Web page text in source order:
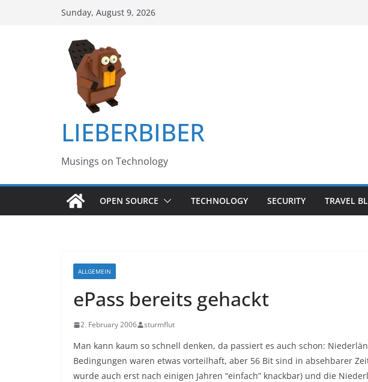
Sunday, August 9, 2026
LIEBERBIBER
Musings on Technology
OPEN SOURCE TECHNOLOGY SECURITY TRAVEL
ALLGEMEIN
ePass bereits gehackt
2. February 2006 sturmflut
Man kann kaum so schnell denken, da passiert es auch schon:
Bedingungen waren etwas vorteilhaft, aber 56 Bit sind in absehbarer
wurde auch erst nach einigen Jahren “einfach” knackbar) und die